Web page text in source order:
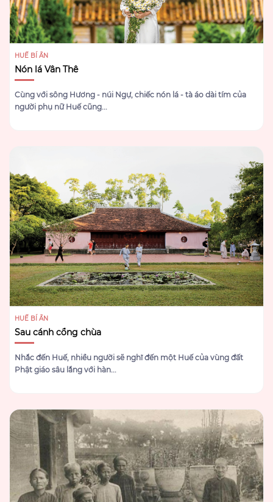
HUẾ BÍ ẨN
Nón lá Vân Thê
Cùng với sông Hương - núi Ngự, chiếc nón lá - tà áo dài tím của
người phụ nữ Huế cũng...
HUẾ BÍ ẨN
Sau cánh cổng chùa
Nhắc đến Huế, nhiều người sẽ nghĩ đến một Huế của vùng đất
Phật giáo sâu lắng với hàn...